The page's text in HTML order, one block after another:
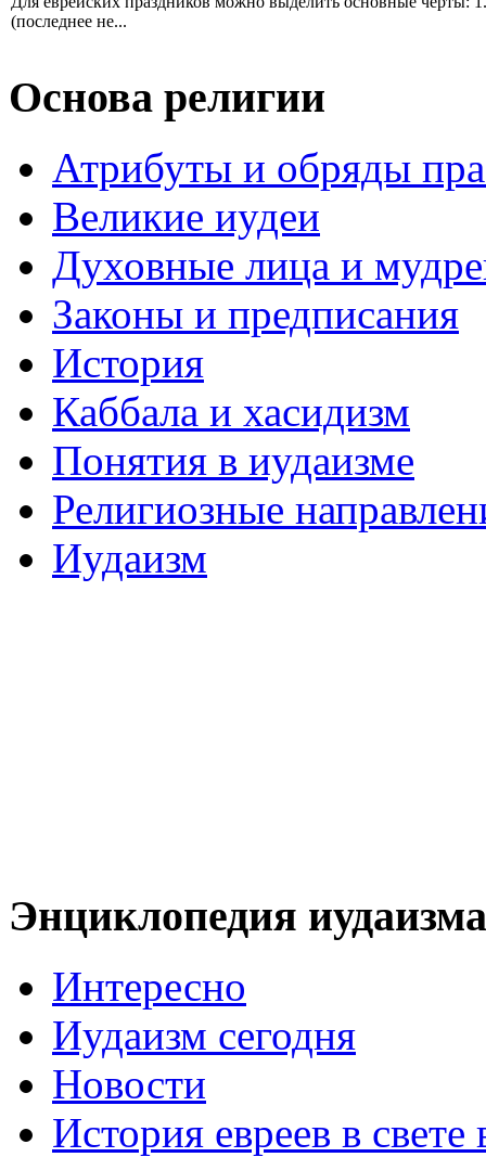
(последнее не...
Основа религии
Атрибуты и обряды
Великие иудеи
Духовные лица и
Законы и предписания
История
Каббала и хасидизм
Понятия в иудаизме
Религиозные
Иудаизм
Энциклопедия иудаизма
Интересно
Иудаизм сегодня
Новости
История евреев в